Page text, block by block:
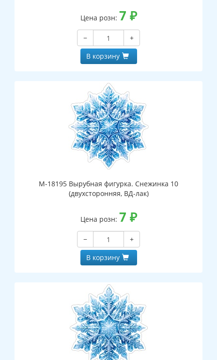
Цена розн: 7 ₽
−
+
В корзину
М-18195 Вырубная фигурка. Снежинка 10
(двухсторонняя, ВД-лак)
Цена розн: 7 ₽
−
+
В корзину